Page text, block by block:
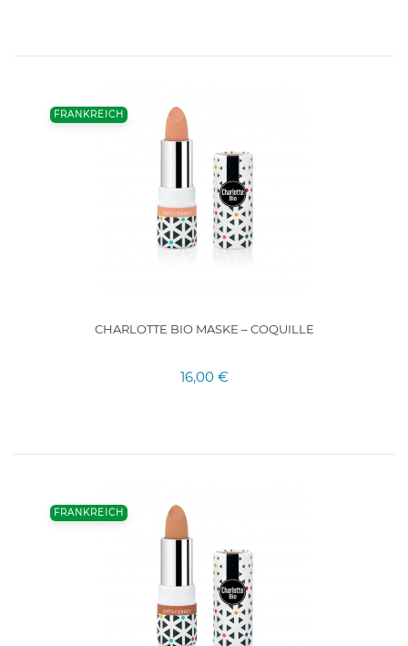
FRANKREICH
CHARLOTTE BIO MASKE – COQUILLE
16,00 €
FRANKREICH